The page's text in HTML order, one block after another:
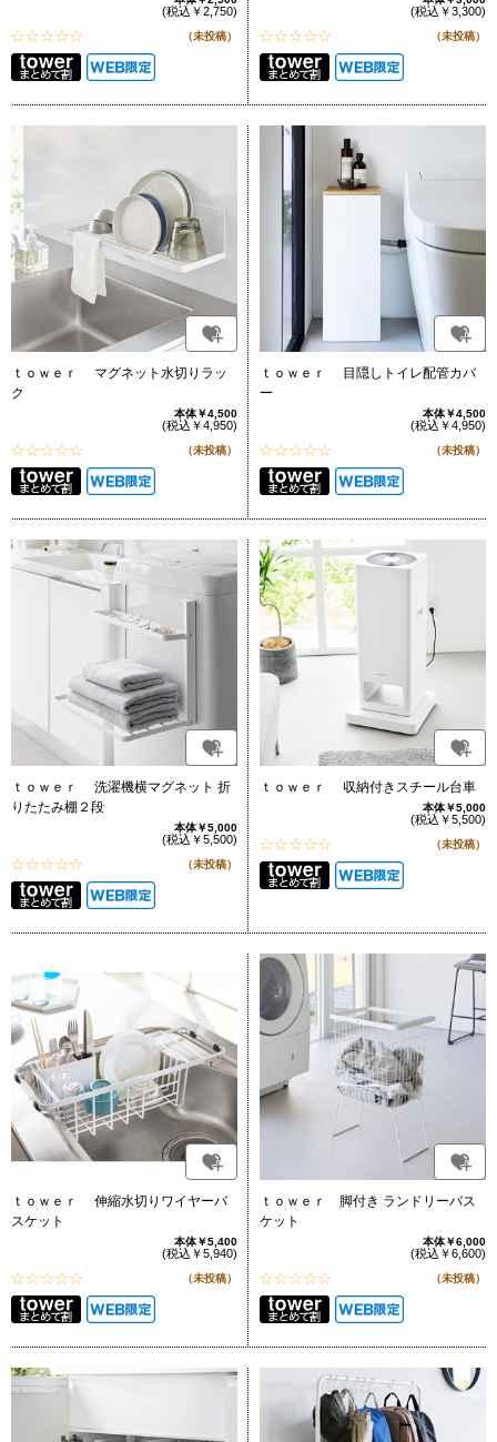
(税込￥2,750)
（未投稿）
(税込￥3,300)
（未投稿）
ｔｏｗｅｒ マグネット水切りラッ
ク
本体￥4,500
(税込￥4,950)
（未投稿）
ｔｏｗｅｒ 目隠しトイレ配管カバ
ー
本体￥4,500
(税込￥4,950)
（未投稿）
ｔｏｗｅｒ 洗濯機横マグネット 折
りたたみ棚２段
本体￥5,000
(税込￥5,500)
（未投稿）
ｔｏｗｅｒ 収納付きスチール台車
本体￥5,000
(税込￥5,500)
（未投稿）
ｔｏｗｅｒ 伸縮水切りワイヤーバ
スケット
本体￥5,400
(税込￥5,940)
（未投稿）
ｔｏｗｅｒ 脚付き ランドリーバス
ケット
本体￥6,000
(税込￥6,600)
（未投稿）